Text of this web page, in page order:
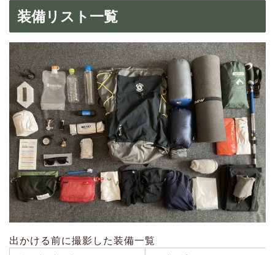
装備リスト一覧
出かける前に撮影した装備一覧